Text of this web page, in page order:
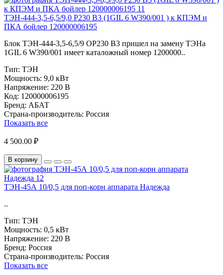
ТЭН-444-3,5-6,5/9,0 Р230 В3 (1GIL 6 W390/001 ) к КПЭМ и
ПКА бойлер 120000006195
Блок ТЭН-444-3,5-6,5/9 ОР230 В3 пришел на замену ТЭНа
1GIL 6 W390/001 имеет каталожный номер 1200000..
Тип: ТЭН
Мощность: 9,0 кВт
Напряжение: 220 В
Код: 120000006195
Бренд: АБАТ
Страна-производитель: Россия
Показать все
4 500.00 ₽
В корзину
ТЭН-45А 10/0,5 для поп-корн аппарата Надежда
..
Тип: ТЭН
Мощность: 0,5 кВт
Напряжение: 220 В
Бренд: Россия
Страна-производитель: Россия
Показать все